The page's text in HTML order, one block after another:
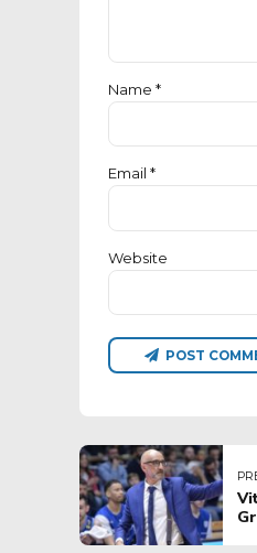
Name *
Email *
Website
POST